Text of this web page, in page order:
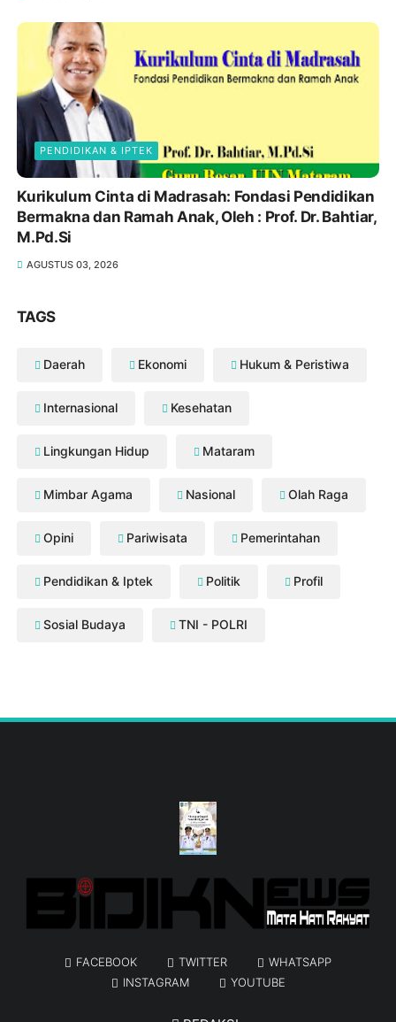
PENDIDIKAN & IPTEK
Kurikulum Cinta di Madrasah: Fondasi Pendidikan
Bermakna dan Ramah Anak, Oleh : Prof. Dr. Bahtiar,
M.Pd.Si
AGUSTUS 03, 2026
TAGS
Daerah Ekonomi Hukum & Peristiwa
Internasional Kesehatan
Lingkungan Hidup Mataram
Mimbar Agama Nasional Olah Raga
Opini Pariwisata Pemerintahan
Pendidikan & Iptek Politik Profil
Sosial Budaya TNI - POLRI
FACEBOOK TWITTER
WHATSAPP
INSTAGRAM
YOUTUBE